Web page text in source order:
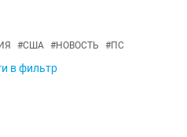
#США #НОВОСТЬ #ПС
в фильтр